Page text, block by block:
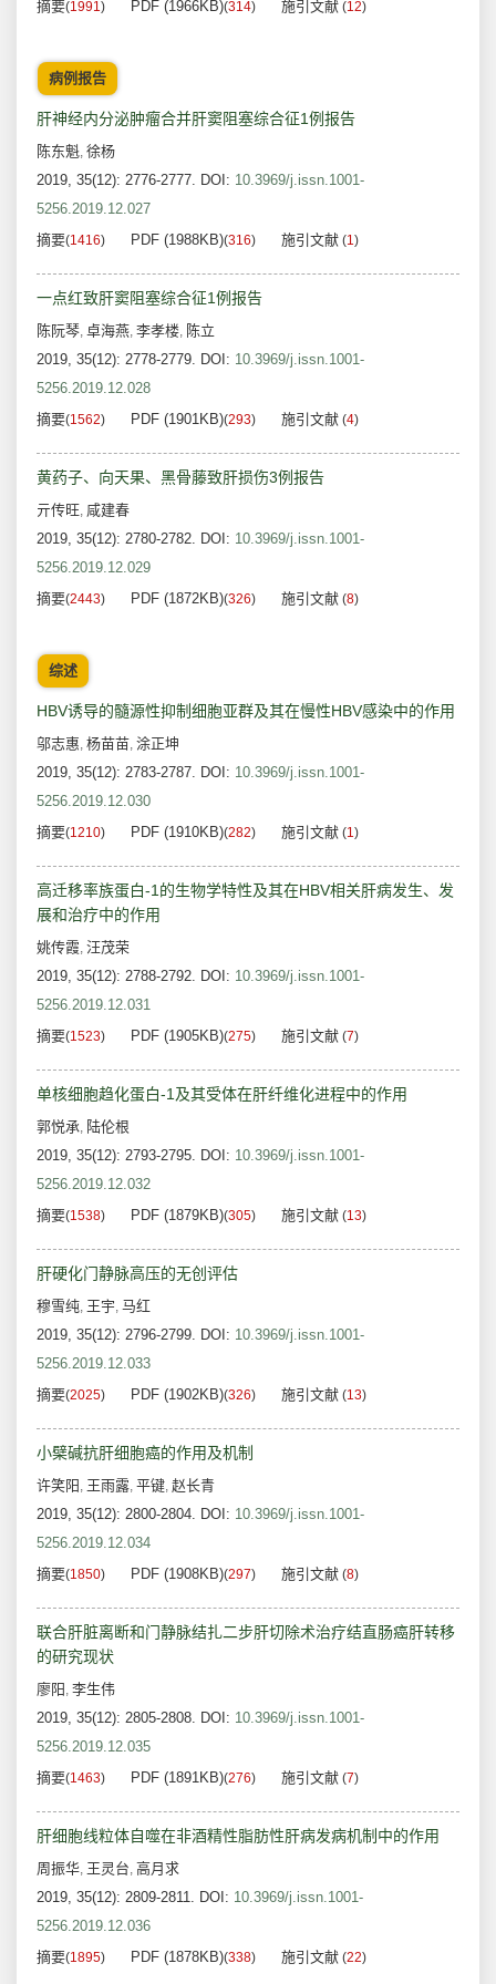
摘要(1991) PDF (1966KB)(314) 施引文献 (12)
病例报告
肝神经内分泌肿瘤合并肝窦阻塞综合征1例报告
陈东魁, 徐杨
2019, 35(12): 2776-2777. DOI: 10.3969/j.issn.1001-
5256.2019.12.027
摘要(1416) PDF (1988KB)(316) 施引文献 (1)
一点红致肝窦阻塞综合征1例报告
陈阮琴, 卓海燕, 李孝楼, 陈立
2019, 35(12): 2778-2779. DOI: 10.3969/j.issn.1001-
5256.2019.12.028
摘要(1562) PDF (1901KB)(293) 施引文献 (4)
黄药子、向天果、黑骨藤致肝损伤3例报告
亓传旺, 咸建春
2019, 35(12): 2780-2782. DOI: 10.3969/j.issn.1001-
5256.2019.12.029
摘要(2443) PDF (1872KB)(326) 施引文献 (8)
综述
HBV诱导的髓源性抑制细胞亚群及其在慢性HBV感染中的作用
邬志惠, 杨苗苗, 涂正坤
2019, 35(12): 2783-2787. DOI: 10.3969/j.issn.1001-
5256.2019.12.030
摘要(1210) PDF (1910KB)(282) 施引文献 (1)
高迁移率族蛋白-1的生物学特性及其在HBV相关肝病发生、发
展和治疗中的作用
姚传霞, 汪茂荣
2019, 35(12): 2788-2792. DOI: 10.3969/j.issn.1001-
5256.2019.12.031
摘要(1523) PDF (1905KB)(275) 施引文献 (7)
单核细胞趋化蛋白-1及其受体在肝纤维化进程中的作用
郭悦承, 陆伦根
2019, 35(12): 2793-2795. DOI: 10.3969/j.issn.1001-
5256.2019.12.032
摘要(1538) PDF (1879KB)(305) 施引文献 (13)
肝硬化门静脉高压的无创评估
穆雪纯, 王宇, 马红
2019, 35(12): 2796-2799. DOI: 10.3969/j.issn.1001-
5256.2019.12.033
摘要(2025) PDF (1902KB)(326) 施引文献 (13)
小檗碱抗肝细胞癌的作用及机制
许笑阳 , 王雨露, 平键, 赵长青
2019, 35(12): 2800-2804. DOI: 10.3969/j.issn.1001-
5256.2019.12.034
摘要(1850) PDF (1908KB)(297) 施引文献 (8)
联合肝脏离断和门静脉结扎二步肝切除术治疗结直肠癌肝转移
的研究现状
廖阳 , 李生伟
2019, 35(12): 2805-2808. DOI: 10.3969/j.issn.1001-
5256.2019.12.035
摘要(1463) PDF (1891KB)(276) 施引文献 (7)
肝细胞线粒体自噬在非酒精性脂肪性肝病发病机制中的作用
周振华, 王灵台, 高月求
2019, 35(12): 2809-2811. DOI: 10.3969/j.issn.1001-
5256.2019.12.036
摘要(1895) PDF (1878KB)(338) 施引文献 (22)